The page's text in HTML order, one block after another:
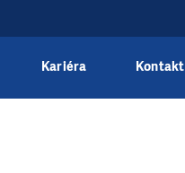
Kariéra